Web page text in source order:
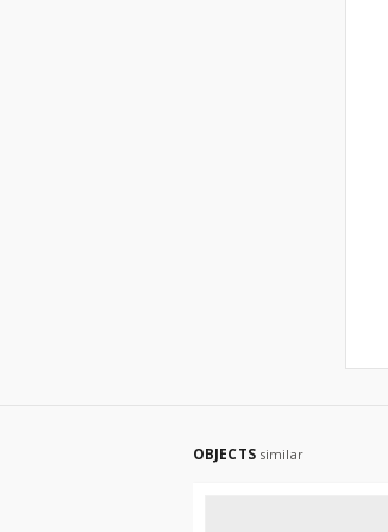
OBJECTS similar